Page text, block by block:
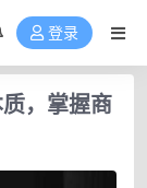
登录
，掌握商